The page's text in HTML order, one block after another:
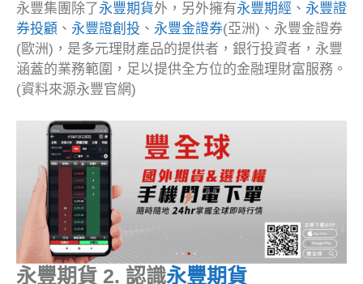
永豐集團除了 永豐期貨外，另外擁有永豐期經 、 永豐證
券投顧 、 永豐證創投 、 永豐金證券(亞洲)、永豐金證券
(歐洲)，是多元理財產品的提供者，銀行投資者，永豐
涵蓋的業務範圍，足以提供全方位的金融理財富服務。
(資料來源永豐官網)
永豐期貨 2. 認識永豐期貨